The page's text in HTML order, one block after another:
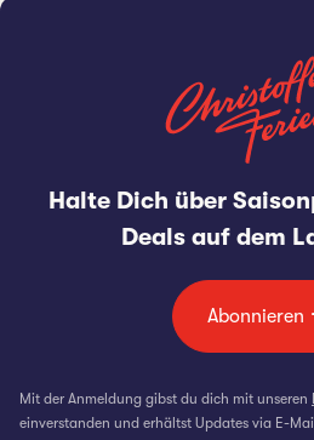
Halte Dich über
Deals auf dem
Abonnieren
Mit der Anmeldung gibst du dich mit unseren
einverstanden und erhältst Updates via E-